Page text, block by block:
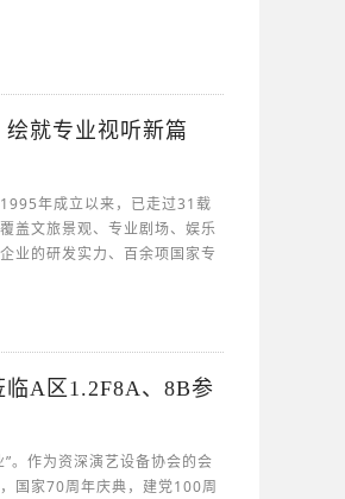
就专业视听新篇
年成立以来，已走过31载
盖文旅景观、专业剧场、娱乐
业的研发实力、百余项国家专
临A区1.2F8A、8B参
。作为资深演艺设备协会的会
国家70周年庆典，建党100周